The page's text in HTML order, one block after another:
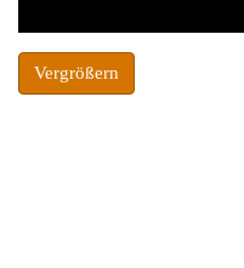
Vergrößern